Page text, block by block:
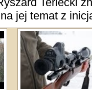
jej temat z